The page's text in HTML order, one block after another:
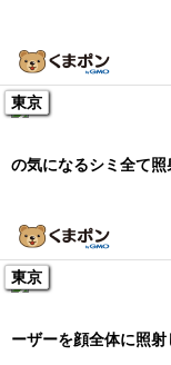
東京
の気になるシミ全て
東京
ーザーを顔全体に照